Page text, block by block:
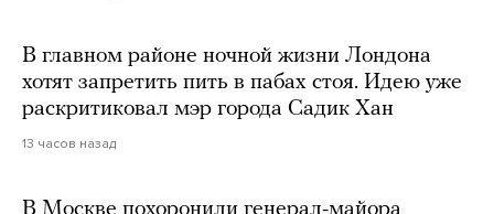
В главном районе ночной жизни Лондона
хотят запретить пить в пабах стоя. Идею уже
раскритиковал мэр города Садик Хан
13 часов назад
В Москве похоронили генерал-майора